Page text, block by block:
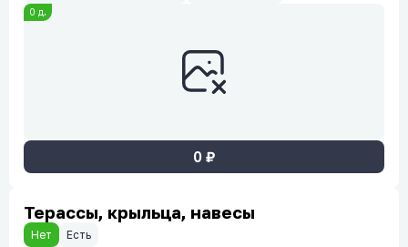
0 д.
0₽
Терассы, крыльца, навесы
Нет Есть